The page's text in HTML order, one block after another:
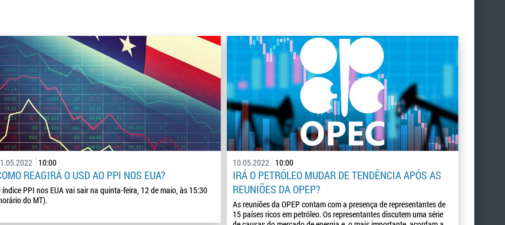
10:00
REAGIRÁ O USD AO PPI NOS EUA?
índice PPI nos EUA vai sair na quinta-feira, 12 de maio, às 15:30
do MT).
10.05.2022 10:00
IRÁ O PETRÓLEO MUDAR DE TENDÊNCIA APÓS AS
REUNIÕES DA OPEP?
As reuniões da OPEP contam com a presença de representantes de
15 países ricos em petróleo. Os representantes discutem uma série